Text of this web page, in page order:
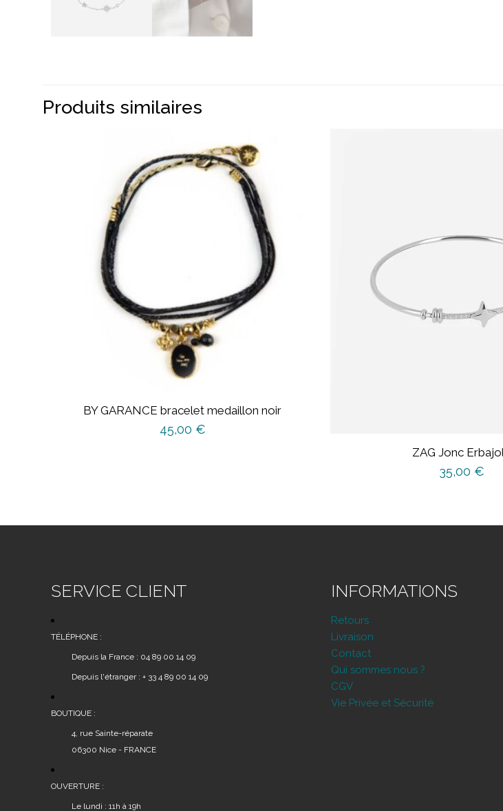
Produits similaires
BY GARANCE bracelet medaillon noir
45,00 €
ZAG Jonc
35,00 €
SERVICE CLIENT
TÉLÉPHONE :
Depuis la France : 04 89 00 14 09
Depuis l'étranger : + 33 4 89 00 14 09
BOUTIQUE :
4, rue Sainte-réparate
06300 Nice - FRANCE
OUVERTURE :
Le lundi : 11h à 19h
INFORMATIONS
Retours
Livraison
Contact
Qui sommes nous ?
CGV
Vie Privée et Sécurité